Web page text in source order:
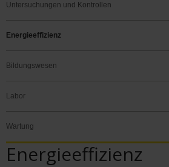
Untersuchungen und Kontrollen
Energieeffizienz
Bildungswesen
Labor
Wartung
Energieeffizienz